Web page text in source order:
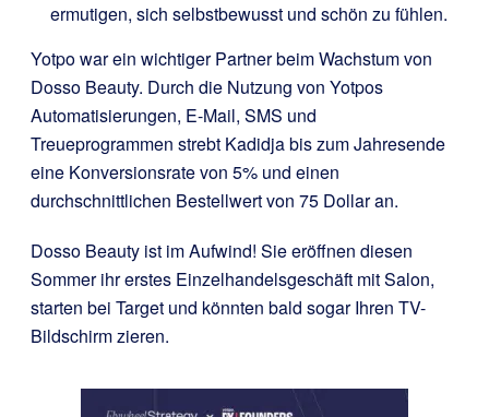
ermutigen, sich selbstbewusst und schön zu fühlen.
Yotpo war ein wichtiger Partner beim Wachstum von
Dosso Beauty. Durch die Nutzung von Yotpos
Automatisierungen, E-Mail, SMS und
Treueprogrammen strebt Kadidja bis zum Jahresende
eine Konversionsrate von 5% und einen
durchschnittlichen Bestellwert von 75 Dollar an.
Dosso Beauty ist im Aufwind! Sie eröffnen diesen
Sommer ihr erstes Einzelhandelsgeschäft mit Salon,
starten bei Target und könnten bald sogar Ihren TV-
Bildschirm zieren.